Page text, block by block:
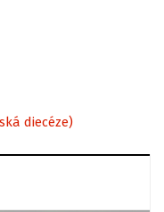
diecéze)